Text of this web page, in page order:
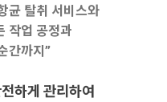
균 탈취 서비스와
작업 공정과
간까지”
하게 관리하여